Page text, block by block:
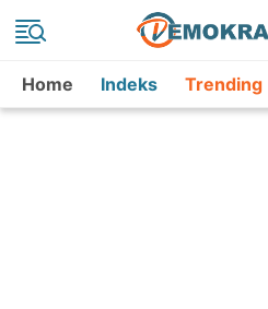
Home Indeks Trending